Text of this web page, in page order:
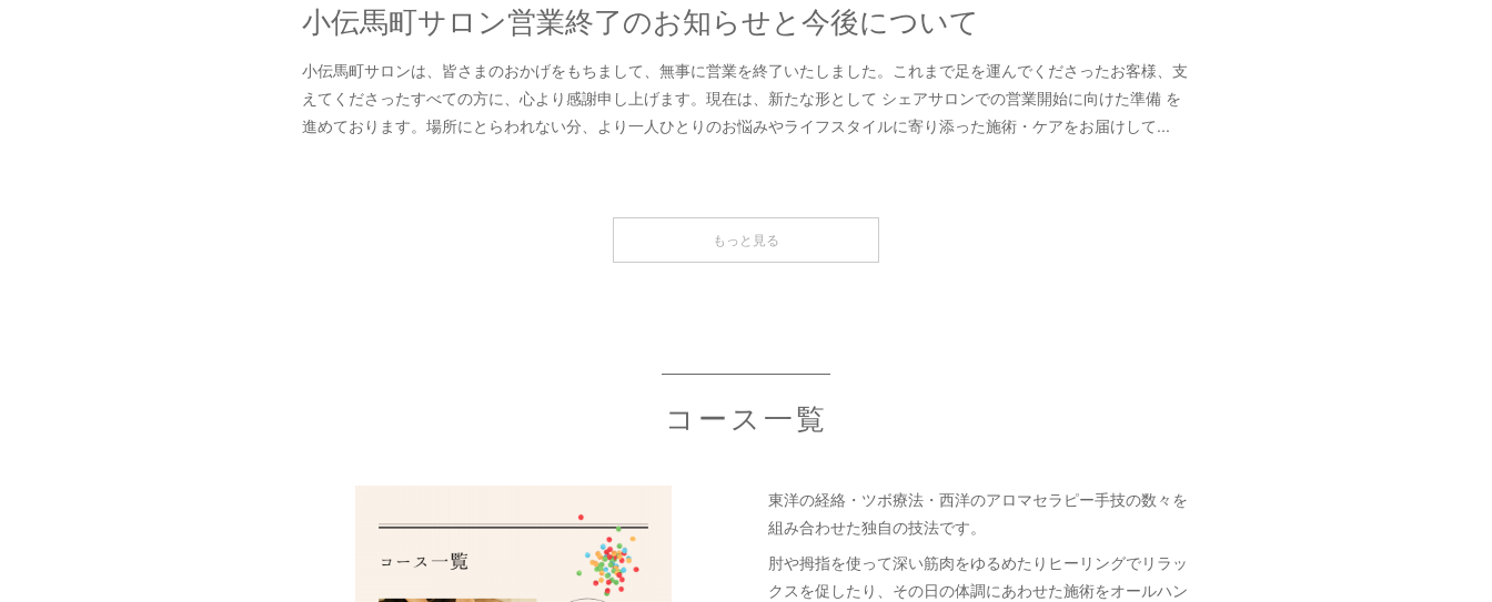
小伝馬町サロン営業終了のお知らせと今後について
小伝馬町サロンは、皆さまのおかげをもちまして、無事に営業を終了いたしました。これまで足を運んでくださったお客様、支
えてくださったすべての方に、心より感謝申し上げます。現在は、新たな形として シェアサロンでの営業開始に向けた準備 を
進めております。場所にとらわれない分、より一人ひとりのお悩みやライフスタイルに寄り添った施術・ケアをお届けして...
もっと見る
コース一覧
東洋の経絡・ツボ療法・西洋のアロマセラピー手技の数々を
組み合わせた独自の技法です。
肘や拇指を使って深い筋肉をゆるめたりヒーリングでリラッ
クスを促したり、その日の体調にあわせた施術をオールハン